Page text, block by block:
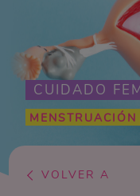
CUIDADO
MENSTRUACIÓN
VOLVER A